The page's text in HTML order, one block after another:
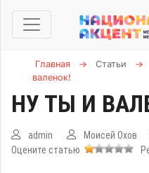
Главная → Статьи →
валенок!
НУ ТЫ И
admin Моисей Охов
Оцените статью